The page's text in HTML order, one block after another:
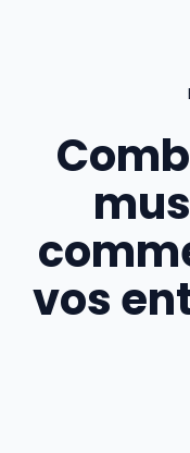
vos